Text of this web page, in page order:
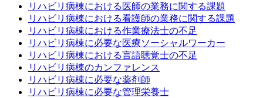
リハビリ病棟における医師の業務に関する課題
リハビリ病棟における看護師の業務に関する課題
リハビリ病棟における作業療法士の不足
リハビリ病棟に必要な医療ソーシャルワーカー
リハビリ病棟における言語聴覚士の不足
リハビリ病棟のカンファレンス
リハビリ病棟に必要な薬剤師
リハビリ病棟に必要な管理栄養士